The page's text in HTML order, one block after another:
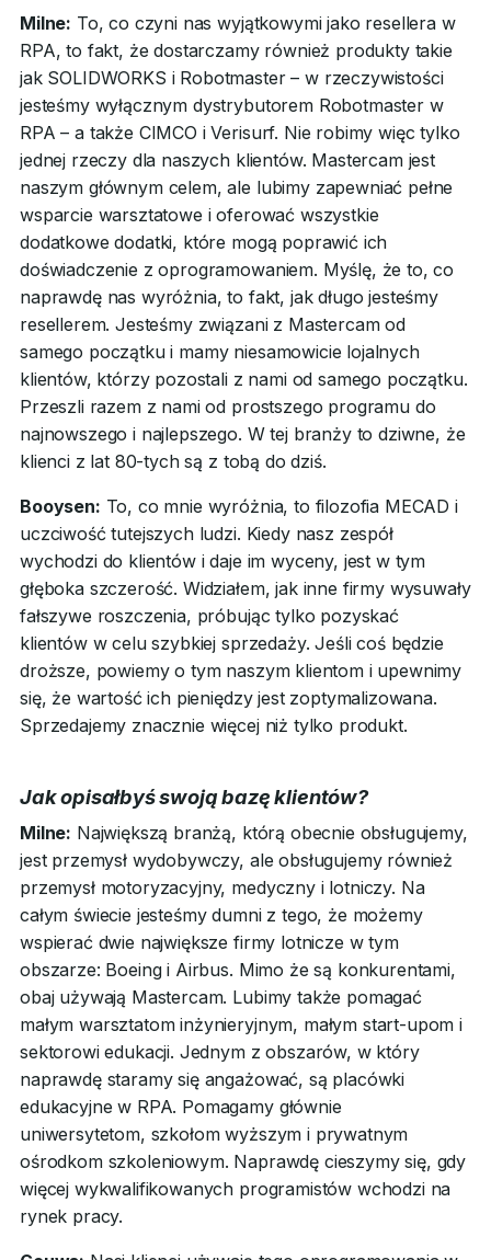
Milne: To, co czyni nas wyjątkowymi jako resellera w
RPA, to fakt, że dostarczamy również produkty takie
jak SOLIDWORKS i Robotmaster – w rzeczywistości
jesteśmy wyłącznym dystrybutorem Robotmaster w
RPA – a także CIMCO i Verisurf. Nie robimy więc tylko
jednej rzeczy dla naszych klientów. Mastercam jest
naszym głównym celem, ale lubimy zapewniać pełne
wsparcie warsztatowe i oferować wszystkie
dodatkowe dodatki, które mogą poprawić ich
doświadczenie z oprogramowaniem. Myślę, że to, co
naprawdę nas wyróżnia, to fakt, jak długo jesteśmy
resellerem. Jesteśmy związani z Mastercam od
samego początku i mamy niesamowicie lojalnych
klientów, którzy pozostali z nami od samego początku.
Przeszli razem z nami od prostszego programu do
najnowszego i najlepszego. W tej branży to dziwne, że
klienci z lat 80-tych są z tobą do dziś.
Booysen: To, co mnie wyróżnia, to filozofia MECAD i
uczciwość tutejszych ludzi. Kiedy nasz zespół
wychodzi do klientów i daje im wyceny, jest w tym
głęboka szczerość. Widziałem, jak inne firmy wysuwały
fałszywe roszczenia, próbując tylko pozyskać
klientów w celu szybkiej sprzedaży. Jeśli coś będzie
droższe, powiemy o tym naszym klientom i upewnimy
się, że wartość ich pieniędzy jest zoptymalizowana.
Sprzedajemy znacznie więcej niż tylko produkt.
Jak opisałbyś swoją bazę klientów?
Milne: Największą branżą, którą obecnie obsługujemy,
jest przemysł wydobywczy, ale obsługujemy również
przemysł motoryzacyjny, medyczny i lotniczy. Na
całym świecie jesteśmy dumni z tego, że możemy
wspierać dwie największe firmy lotnicze w tym
obszarze: Boeing i Airbus. Mimo że są konkurentami,
obaj używają Mastercam. Lubimy także pomagać
małym warsztatom inżynieryjnym, małym start-upom i
sektorowi edukacji. Jednym z obszarów, w który
naprawdę staramy się angażować, są placówki
edukacyjne w RPA. Pomagamy głównie
uniwersytetom, szkołom wyższym i prywatnym
ośrodkom szkoleniowym. Naprawdę cieszymy się, gdy
więcej wykwalifikowanych programistów wchodzi na
rynek pracy.